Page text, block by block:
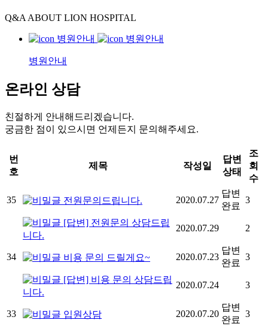
Q&A ABOUT LION HOSPITAL
병원안내
온라인 상담
친절하게 안내해드리겠습니다.
궁금한 점이 있으시면 언제든지 문의해주세요.
번
호
제목 작성일
답변
상태
조
회
수
35 전원문의드립니다. 2020.07.27
답변
완료
3
[답변] 전원문의 상담드립
니다.
2020.07.29 2
34 비용 문의 드릴게요~ 2020.07.23
답변
완료
3
[답변] 비용 문의 상담드립
니다.
2020.07.24 3
33 입원상담 2020.07.20
답변
완료
3